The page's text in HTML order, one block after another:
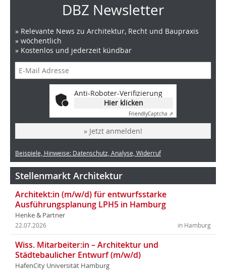
DBZ Newsletter
» Relevante News zu Architektur, Recht und Baupraxis
» wöchentlich
» Kostenlos und jederzeit kündbar
Anti-Roboter-Verifizierung
Hier klicken
FriendlyCaptcha ⇗
» Jetzt anmelden!
Beispiele, Hinweise: Datenschutz, Analyse, Widerruf
Stellenmarkt Architektur
Architekt:in (m/w/d) für entwurfsstarke
Ausführungsplanung LPH5 in Hamburg
Henke & Partner
in Hamburg
22.07.2026
Wiss. Mitarbeiter:in – Architektur und
Städtebaulicher Entwurf (m/w/d)
HafenCity Universität Hamburg